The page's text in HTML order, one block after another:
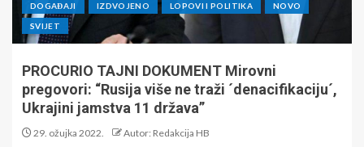
DOGAĐAJI IZDVOJENO LOPOVI I POLITIKA NOVO
SVIJET
PROCURIO TAJNI DOKUMENT Mirovni
pregovori: “Rusija više ne traži ´denacifikaciju´,
Ukrajini jamstva 11 država”
29. ožujka 2022. Autor: Redakcija HB